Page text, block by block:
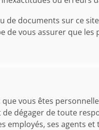
documents sur ce
de vous assurer que
vous êtes
dégager de toute
employés, ses